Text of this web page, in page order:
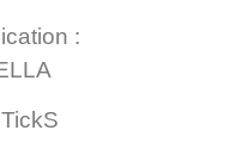
: